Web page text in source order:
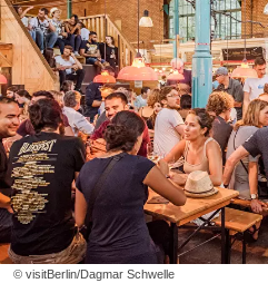
© visitBerlin/Dagmar Schwelle